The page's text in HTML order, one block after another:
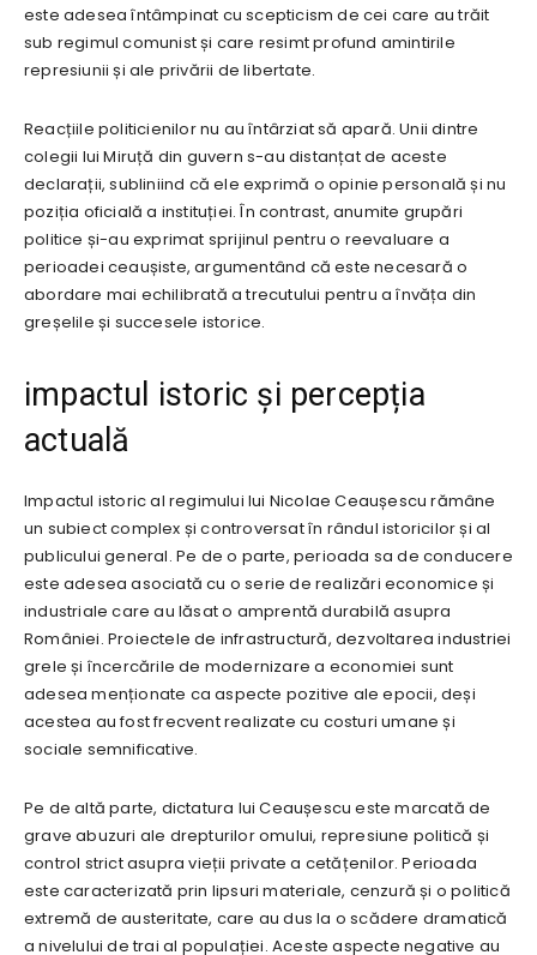
este adesea întâmpinat cu scepticism de cei care au trăit
sub regimul comunist și care resimt profund amintirile
represiunii și ale privării de libertate.
Reacțiile politicienilor nu au întârziat să apară. Unii dintre
colegii lui Miruță din guvern s-au distanțat de aceste
declarații, subliniind că ele exprimă o opinie personală și nu
poziția oficială a instituției. În contrast, anumite grupări
politice și-au exprimat sprijinul pentru o reevaluare a
perioadei ceaușiste, argumentând că este necesară o
abordare mai echilibrată a trecutului pentru a învăța din
greșelile și succesele istorice.
impactul istoric și percepția
actuală
Impactul istoric al regimului lui Nicolae Ceaușescu rămâne
un subiect complex și controversat în rândul istoricilor și al
publicului general. Pe de o parte, perioada sa de conducere
este adesea asociată cu o serie de realizări economice și
industriale care au lăsat o amprentă durabilă asupra
României. Proiectele de infrastructură, dezvoltarea industriei
grele și încercările de modernizare a economiei sunt
adesea menționate ca aspecte pozitive ale epocii, deși
acestea au fost frecvent realizate cu costuri umane și
sociale semnificative.
Pe de altă parte, dictatura lui Ceaușescu este marcată de
grave abuzuri ale drepturilor omului, represiune politică și
control strict asupra vieții private a cetățenilor. Perioada
este caracterizată prin lipsuri materiale, cenzură și o politică
extremă de austeritate, care au dus la o scădere dramatică
a nivelului de trai al populației. Aceste aspecte negative au